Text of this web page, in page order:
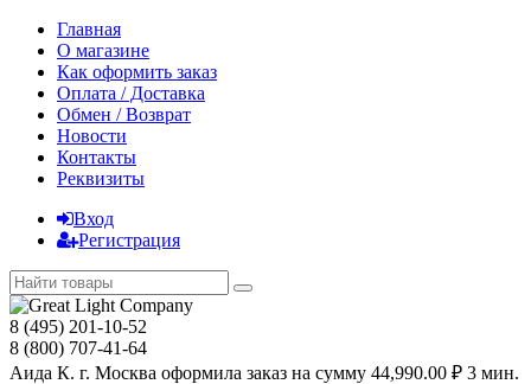
Главная
О магазине
Как оформить заказ
Оплата / Доставка
Обмен / Возврат
Новости
Контакты
Реквизиты
Вход
Регистрация
8 (495) 201-10-52
8 (800) 707-41-64
Аида К. г. Москва оформила заказ на сумму 44,990.00 ₽ 3 мин.